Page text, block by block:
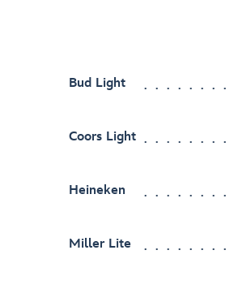
Bud Light
Coors Light
Heineken
Miller Lite